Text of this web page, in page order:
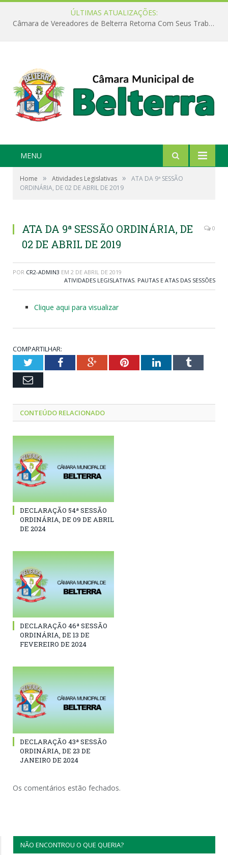
ÚLTIMAS ATUALIZAÇÕES:
Câmara de Vereadores de Belterra Retorna Com Seus Trabalhos Legislativos
MENU
Home » Atividades Legislativas »
ATA DA 9ª SESSÃO
ORDINÁRIA, DE 02 DE ABRIL DE 2019
ATA DA 9ª SESSÃO ORDINÁRIA, DE
02 DE ABRIL DE 2019
0
POR CR2-ADMIN3 EM 2 DE ABRIL DE 2019
ATIVIDADES LEGISLATIVAS, PAUTAS E ATAS DAS SESSÕES
Clique aqui para visualizar
COMPARTILHAR:
TwitterFacebookGoogle+PinterestLinkedInTumblr
Email
CONTEÚDO RELACIONADO
DECLARAÇÃO 54ª SESSÃO
ORDINÁRIA, DE 09 DE ABRIL
DE 2024
DECLARAÇÃO 46ª SESSÃO
ORDINÁRIA, DE 13 DE
FEVEREIRO DE 2024
DECLARAÇÃO 43ª SESSÃO
ORDINÁRIA, DE 23 DE
JANEIRO DE 2024
Os comentários estão fechados.
NÃO ENCONTROU O QUE QUERIA?